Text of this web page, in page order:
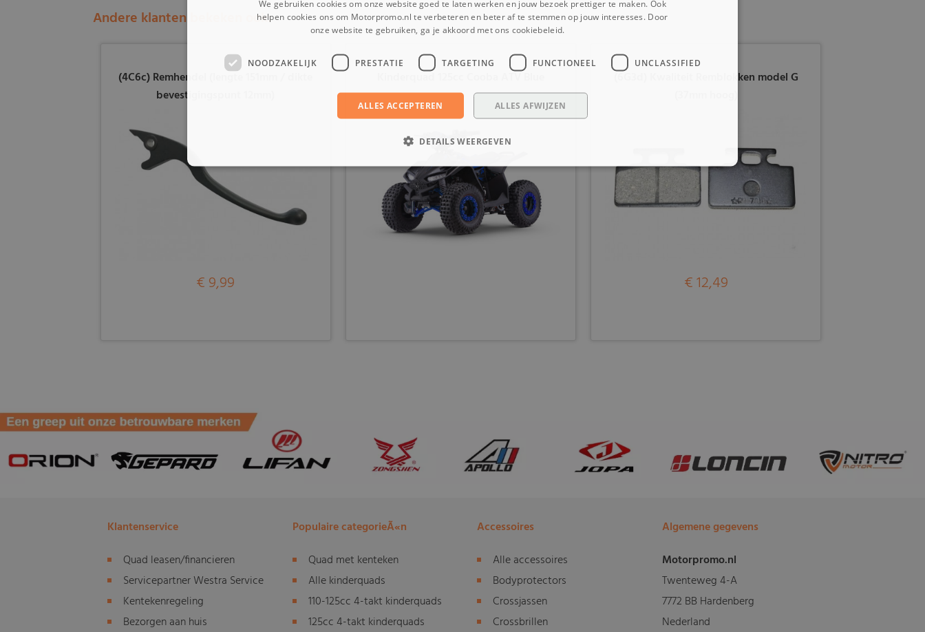
Andere klanten bekeken ook:
(4C6c) Remhendel (lengte 151mm / dikte
bevestigingspunt 12mm)
€ 9,99
Kinderquad 125cc Cooba ATV Blue
(6G3d) Kwaliteit Remblokken model G
€ 12,49
Klantenservice
Quad leasen/financieren
Servicepartner Westra Service
Kentekenregeling
Bezorgen aan huis
Populaire categorieÃ«n
Quad met kenteken
Alle kinderquads
110-125cc 4-takt kinderquads
125cc 4-takt kinderquads
Accessoires
Alle accessoires
Bodyprotectors
Crossjassen
Crossbrillen
Algemene gegevens
Motorpromo.nl
Twenteweg 4-A
7772 BB Hardenberg
Nederland
We gebruiken cookies om onze website goed te laten werken en jouw bezoek prettiger te maken. Ook
helpen cookies ons om Motorpromo.nl te verbeteren en beter af te stemmen op jouw interesses. Door
onze website te gebruiken, ga je akkoord met ons cookiebeleid.
NOODZAKELIJK PRESTATIE TARGETING FUNCTIONEEL UNCLASSIFIED
ALLES ACCEPTEREN ALLES AFWIJZEN
DETAILS WEERGEVEN